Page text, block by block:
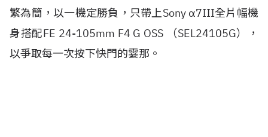
繁為簡，以一機定勝負，只帶上Sony α7III全片幅機
身搭配FE 24-105mm F4 G OSS （SEL24105G），
以爭取每一次按下快門的霎那。